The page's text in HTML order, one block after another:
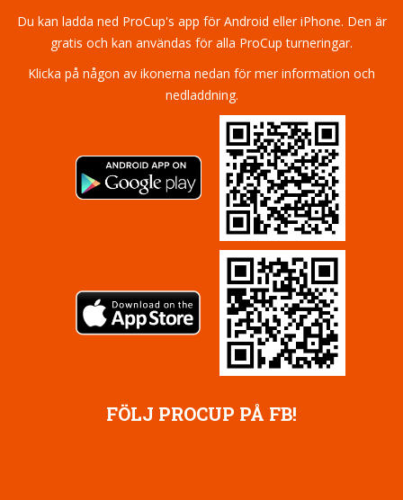
Du kan ladda ned ProCup's app för Android eller iPhone. Den är
gratis och kan användas för alla ProCup turneringar.
Klicka på någon av ikonerna nedan för mer information och
nedladdning.
FÖLJ PROCUP PÅ FB!